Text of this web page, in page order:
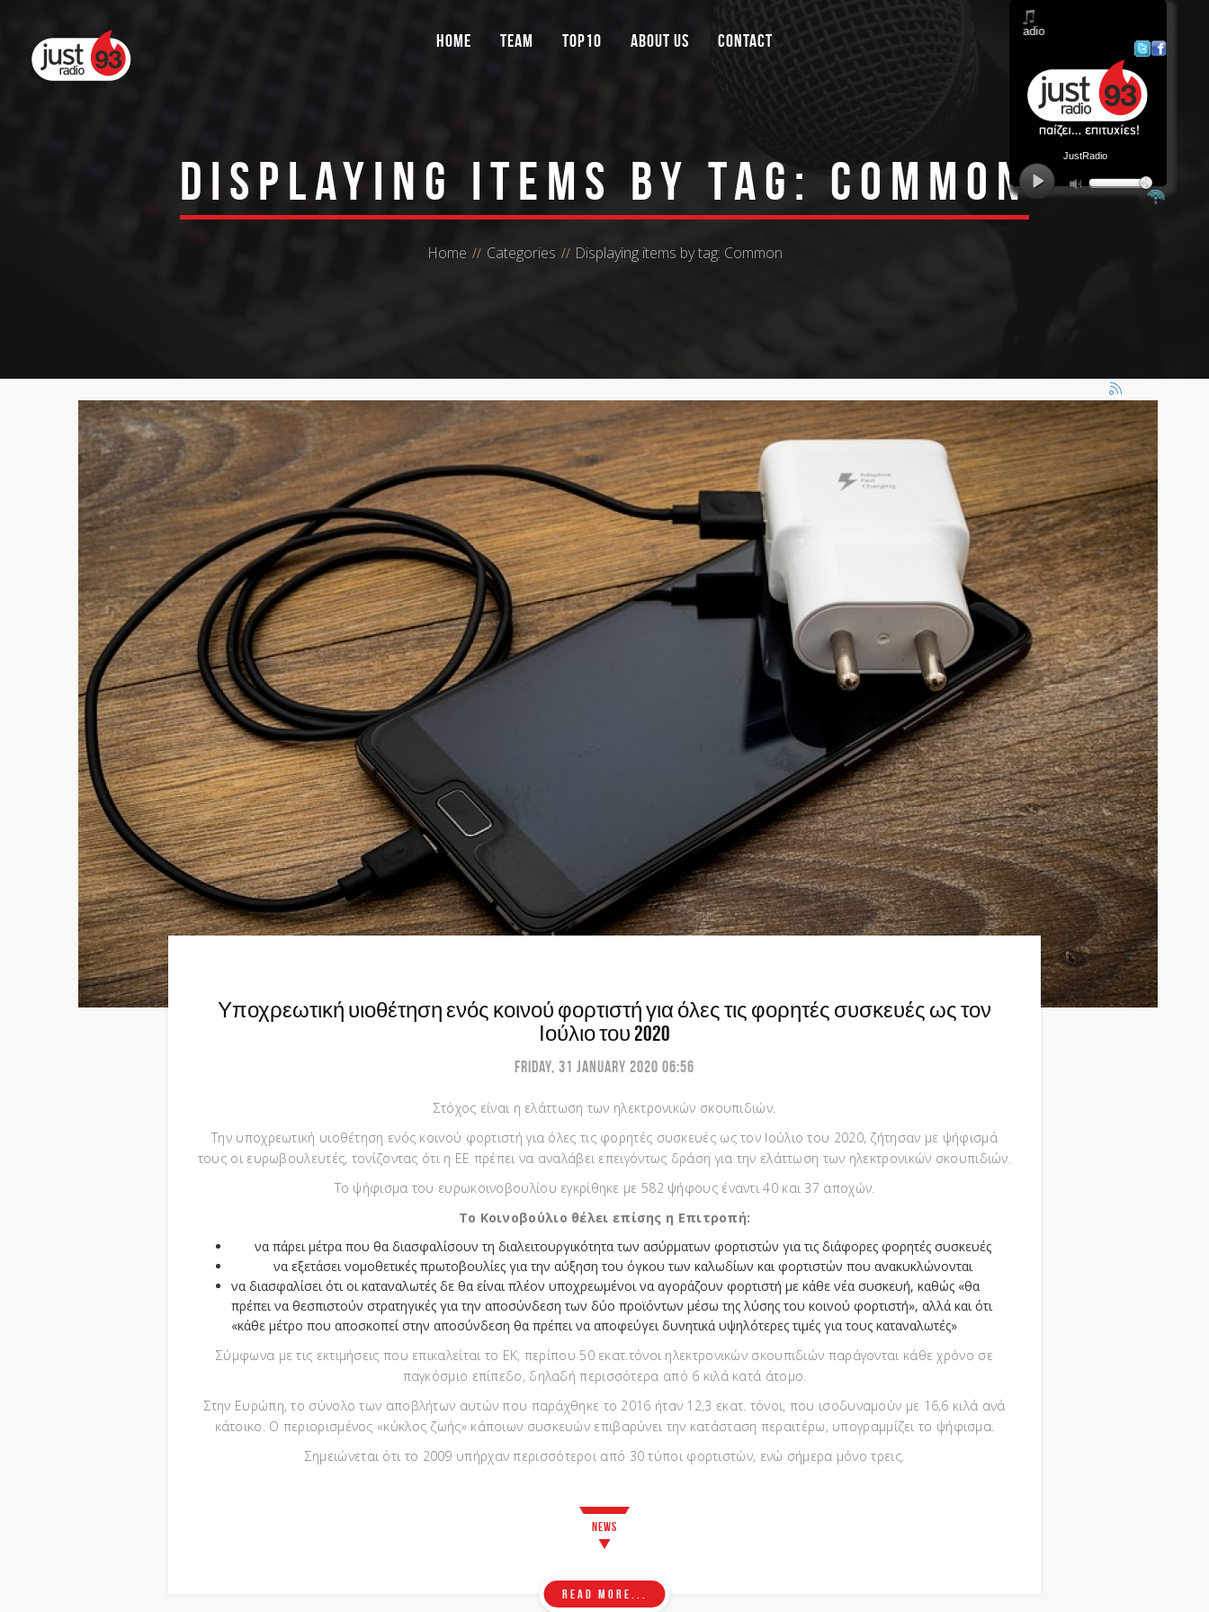
Home Team Top10 About Us Contact
Displaying items by tag: Common
Home Categories Displaying items by tag: Common
Υποχρεωτική υιοθέτηση ενός κοινού φορτιστή για όλες τις φορητές συσκευές ως τον
Ιούλιο του 2020
Friday, 31 January 2020 06:56
Στόχος είναι η ελάττωση των ηλεκτρονικών σκουπιδιών.
Την υποχρεωτική υιοθέτηση ενός κοινού φορτιστή για όλες τις φορητές συσκευές ως τον Ιούλιο του 2020, ζήτησαν με ψήφισμά
τους οι ευρωβουλευτές, τονίζοντας ότι η ΕΕ πρέπει να αναλάβει επειγόντως δράση για την ελάττωση των ηλεκτρονικών σκουπιδιών.
Το ψήφισμα του ευρωκοινοβουλίου εγκρίθηκε με 582 ψήφους έναντι 40 και 37 αποχών.
Το Κοινοβούλιο θέλει επίσης η Επιτροπή:
να πάρει μέτρα που θα διασφαλίσουν τη διαλειτουργικότητα των ασύρματων φορτιστών για τις διάφορες φορητές συσκευές
να εξετάσει νομοθετικές πρωτοβουλίες για την αύξηση του όγκου των καλωδίων και φορτιστών που ανακυκλώνονται
να διασφαλίσει ότι οι καταναλωτές δε θα είναι πλέον υποχρεωμένοι να αγοράζουν φορτιστή με κάθε νέα συσκευή, καθώς «θα
πρέπει να θεσπιστούν στρατηγικές για την αποσύνδεση των δύο προϊόντων μέσω της λύσης του κοινού φορτιστή», αλλά και ότι
«κάθε μέτρο που αποσκοπεί στην αποσύνδεση θα πρέπει να αποφεύγει δυνητικά υψηλότερες τιμές για τους καταναλωτές»
Σύμφωνα με τις εκτιμήσεις που επικαλείται το ΕΚ, περίπου 50 εκατ.τόνοι ηλεκτρονικών σκουπιδιών παράγονται κάθε χρόνο σε
παγκόσμιο επίπεδο, δηλαδή περισσότερα από 6 κιλά κατά άτομο.
Στην Ευρώπη, το σύνολο των αποβλήτων αυτών που παράχθηκε το 2016 ήταν 12,3 εκατ. τόνοι, που ισοδυναμούν με 16,6 κιλά ανά
κάτοικο. Ο περιορισμένος «κύκλος ζωής» κάποιων συσκευών επιβαρύνει την κατάσταση περαιτέρω, υπογραμμίζει το ψήφισμα.
Σημειώνεται ότι το 2009 υπήρχαν περισσότεροι από 30 τύποι φορτιστών, ενώ σήμερα μόνο τρεις.
News
Read more...